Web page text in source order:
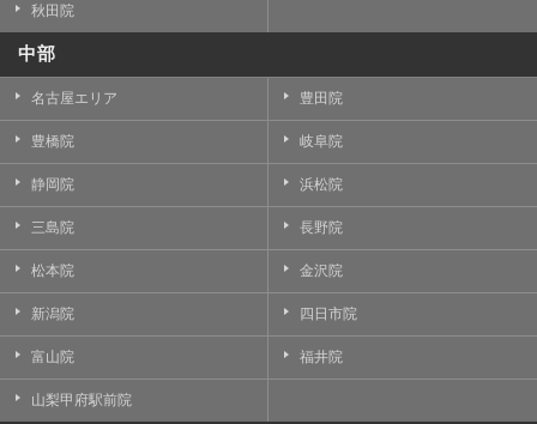
秋田院
中部
名古屋エリア 豊田院
豊橋院 岐阜院
静岡院 浜松院
三島院 長野院
松本院 金沢院
新潟院 四日市院
富山院 福井院
山梨甲府駅前院